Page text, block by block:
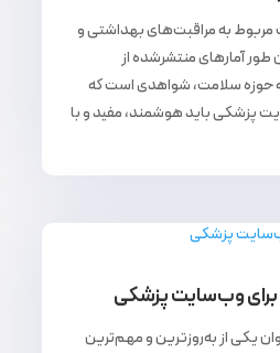
به مراقبت‌های بهداشتی و
آمارهای منتشرشده از
حوزه سلامت، شواهدی است که
پزشکی باید هوشمند، مفید و با
وب‌سایت پزشکی
یکی از به‌روز‌ترین و مهم‌ترین